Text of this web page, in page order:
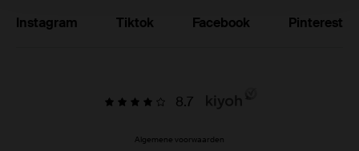
Instagram Tiktok Facebook Pinterest
8.7
Algemene voorwaarden